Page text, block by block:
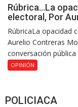
Rúbrica…La
electoral, Por
RúbricaLa opacidad
Aurelio Contreras
conversación pública
OPINIÓN
POLICIACA